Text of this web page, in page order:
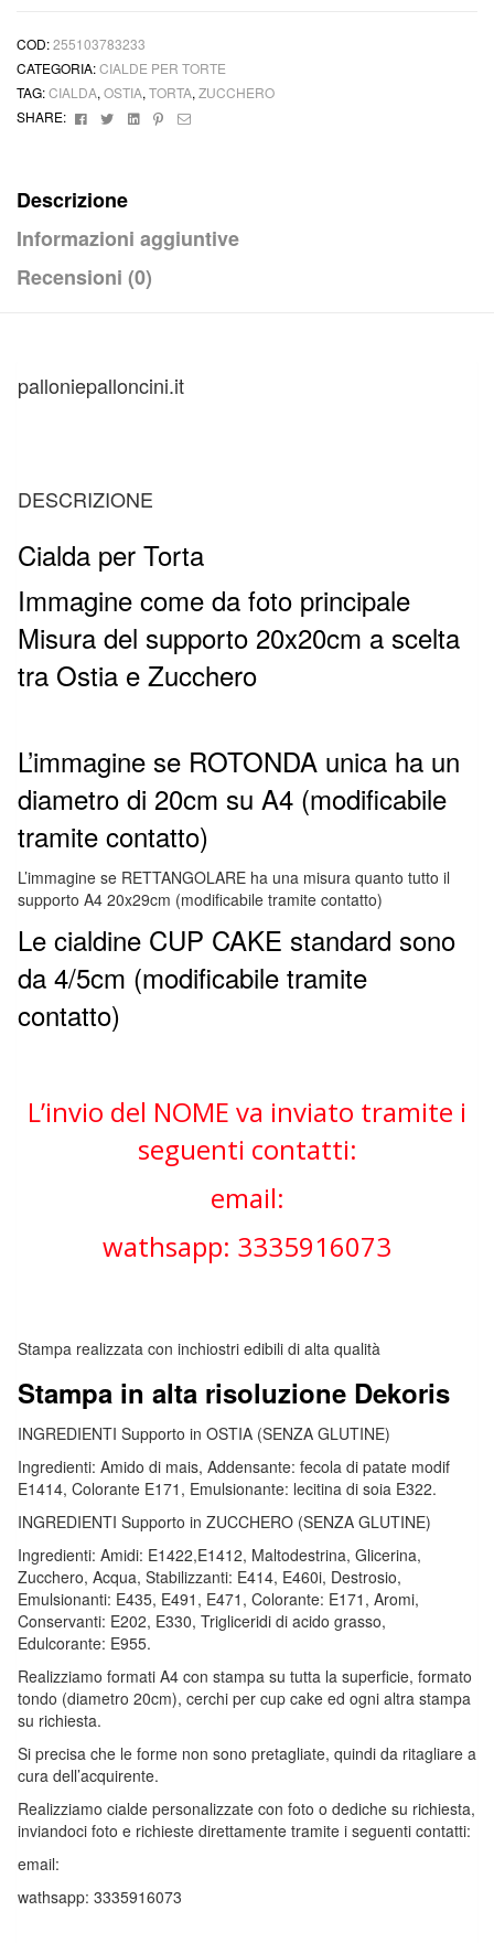
Mistero
Scuola
Incantata
con
COD:255103783233
CATEGORIA:CIALDE PER TORTE
TAG:CIALDA, OSTIA, TORTA, ZUCCHERO
SHARE:
FacebookTwitterLinkedinPinterest
Email
Descrizione
Informazioni aggiuntive
Recensioni (0)
palloniepalloncini.it
DESCRIZIONE
Cialda per Torta
Immagine come da foto principale
Misura del supporto 20x20cm a scelta
tra Ostia e Zucchero
L’immagine se ROTONDA unica ha un
diametro di 20cm su A4 (modificabile
tramite contatto)
L’immagine se RETTANGOLARE ha una misura quanto tutto il
supporto A4 20x29cm (modificabile tramite contatto)
Le cialdine CUP CAKE standard sono
da 4/5cm (modificabile tramite
contatto)
L’invio del NOME va inviato tramite i
seguenti contatti:
email:
wathsapp: 3335916073
Stampa realizzata con inchiostri edibili di alta qualità
Stampa in alta risoluzione Dekoris
INGREDIENTI Supporto in OSTIA (SENZA GLUTINE)
Ingredienti: Amido di mais, Addensante: fecola di patate modif
E1414, Colorante E171, Emulsionante: lecitina di soia E322.
INGREDIENTI Supporto in ZUCCHERO (SENZA GLUTINE)
Ingredienti: Amidi: E1422,E1412, Maltodestrina, Glicerina,
Zucchero, Acqua, Stabilizzanti: E414, E460i, Destrosio,
Emulsionanti: E435, E491, E471, Colorante: E171, Aromi,
Conservanti: E202, E330, Trigliceridi di acido grasso,
Edulcorante: E955.
Realizziamo formati A4 con stampa su tutta la superficie, formato
tondo (diametro 20cm), cerchi per cup cake ed ogni altra stampa
su richiesta.
Si precisa che le forme non sono pretagliate, quindi da ritagliare a
cura dell’acquirente.
Realizziamo cialde personalizzate con foto o dediche su richiesta,
inviandoci foto e richieste direttamente tramite i seguenti contatti:
email:
wathsapp: 3335916073